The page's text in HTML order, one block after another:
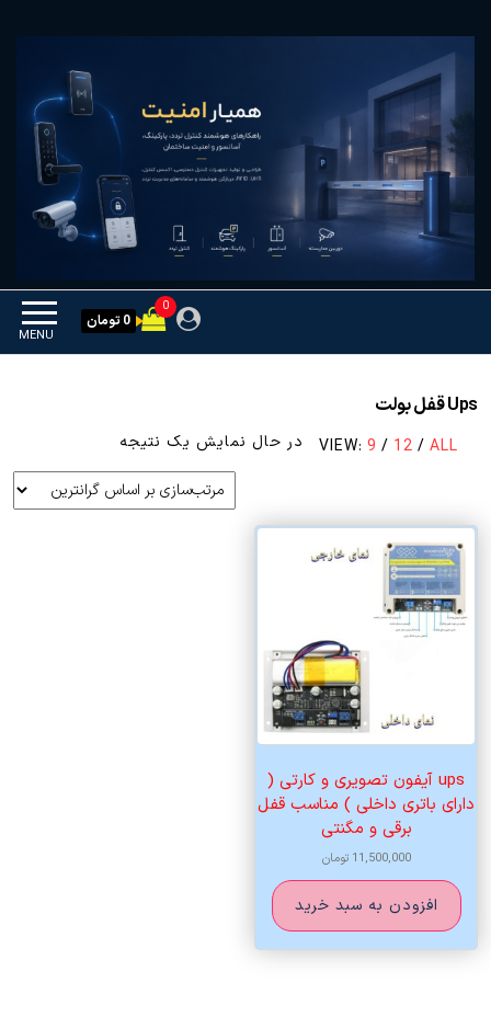
همیار امنیت
MENU
0
0 تومان
Ups قفل بولت
VIEW: 9 / 12 / ALL در حال نمایش یک نتیجه
ups آیفون تصویری و کارتی (
دارای باتری داخلی ) مناسب قفل
برقی و مگنتی
11,500,000 تومان
افزودن به سبد خرید